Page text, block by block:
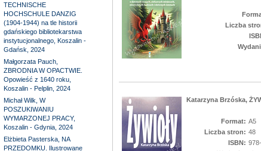
TECHNISCHE
HOCHSCHULE DANZIG
(1904-1944) na tle historii
gdańskiego bibliotekarstwa
instytucjonalnego, Koszalin -
Gdańsk, 2024
Małgorzata Pauch,
ZBRODNIA W OPACTWIE.
Opowieść z 1640 roku,
Koszalin - Pelplin, 2024
Michał Wilk, W
POSZUKIWANIU
WYMARZONEJ PRACY,
Koszalin - Gdynia, 2024
Elżbieta Pasterska, NA
PRZEDOMKU. Ilustrowane
Liczba
Katarzyna Brzóska,
Format: A5
Liczba stron: 48
ISBN: